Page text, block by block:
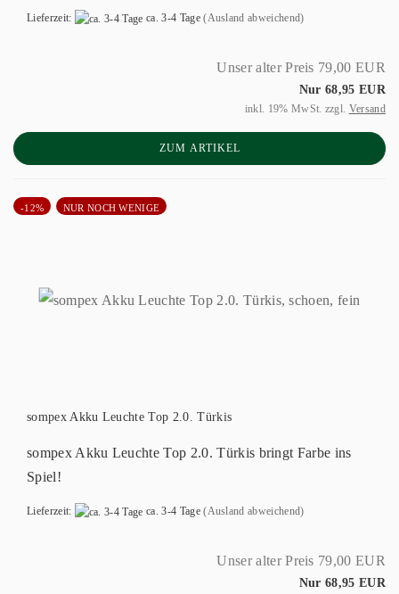
Lieferzeit: ca. 3-4 Tage (Ausland abweichend)
Unser alter Preis 79,00 EUR
Nur 68,95 EUR
inkl. 19% MwSt. zzgl. Versand
ZUM ARTIKEL
-12% NUR NOCH WENIGE
sompex Akku Leuchte Top 2.0. Türkis
sompex Akku Leuchte Top 2.0. Türkis bringt Farbe ins
Spiel!
Lieferzeit: ca. 3-4 Tage (Ausland abweichend)
Unser alter Preis 79,00 EUR
Nur 68,95 EUR